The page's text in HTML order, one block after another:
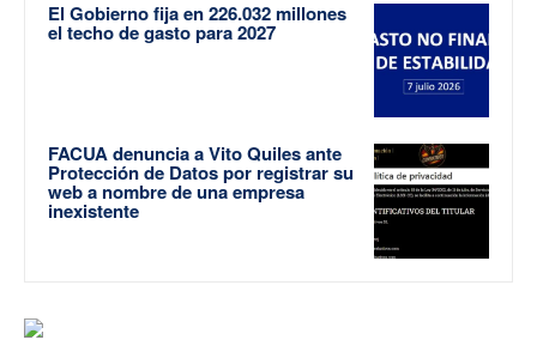
El Gobierno fija en 226.032 millones
el techo de gasto para 2027
FACUA denuncia a Vito Quiles ante
Protección de Datos por registrar su
web a nombre de una empresa
inexistente